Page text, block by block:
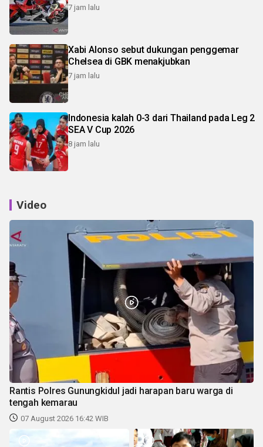
7 jam lalu
Xabi Alonso sebut dukungan penggemar
Chelsea di GBK menakjubkan
7 jam lalu
Indonesia kalah 0-3 dari Thailand pada Leg 2
SEA V Cup 2026
8 jam lalu
Video
Rantis Polres Gunungkidul jadi harapan baru warga di
tengah kemarau
07 August 2026 16:42 WIB